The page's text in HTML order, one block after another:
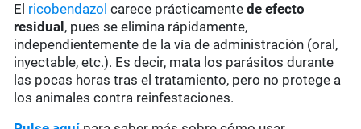
El ricobendazol carece prácticamente de efecto
residual , pues se elimina rápidamente,
independientemente de la vía de administración (oral,
inyectable, etc.). Es decir, mata los parásitos durante
las pocas horas tras el tratamiento, pero no protege a
los animales contra reinfestaciones.